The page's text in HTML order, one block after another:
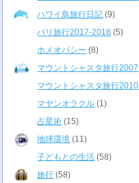
ハワイ島旅行日記 (9)
パリ旅行2017-2018 (5)
ホメオパシー (8)
マウントシャスタ旅行2007
マウントシャスタ旅行2010
マヤンオラクル (1)
占星術 (15)
地球環境 (11)
子どもとの生活 (58)
旅行 (58)